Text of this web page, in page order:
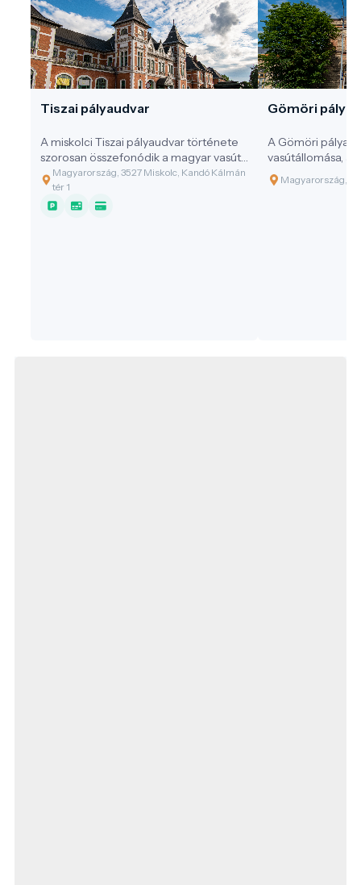
Tiszai pályaudvar
A miskolci Tiszai pályaudvar története
szorosan összefonódik a magyar vasút
fejlődésével.
Magyarország, 3527 Miskolc, Kandó Kálmán
tér 1
Gömöri
A Gömöri
vasútállomása,
szolgálja az
induló utasokat
Magyarország,